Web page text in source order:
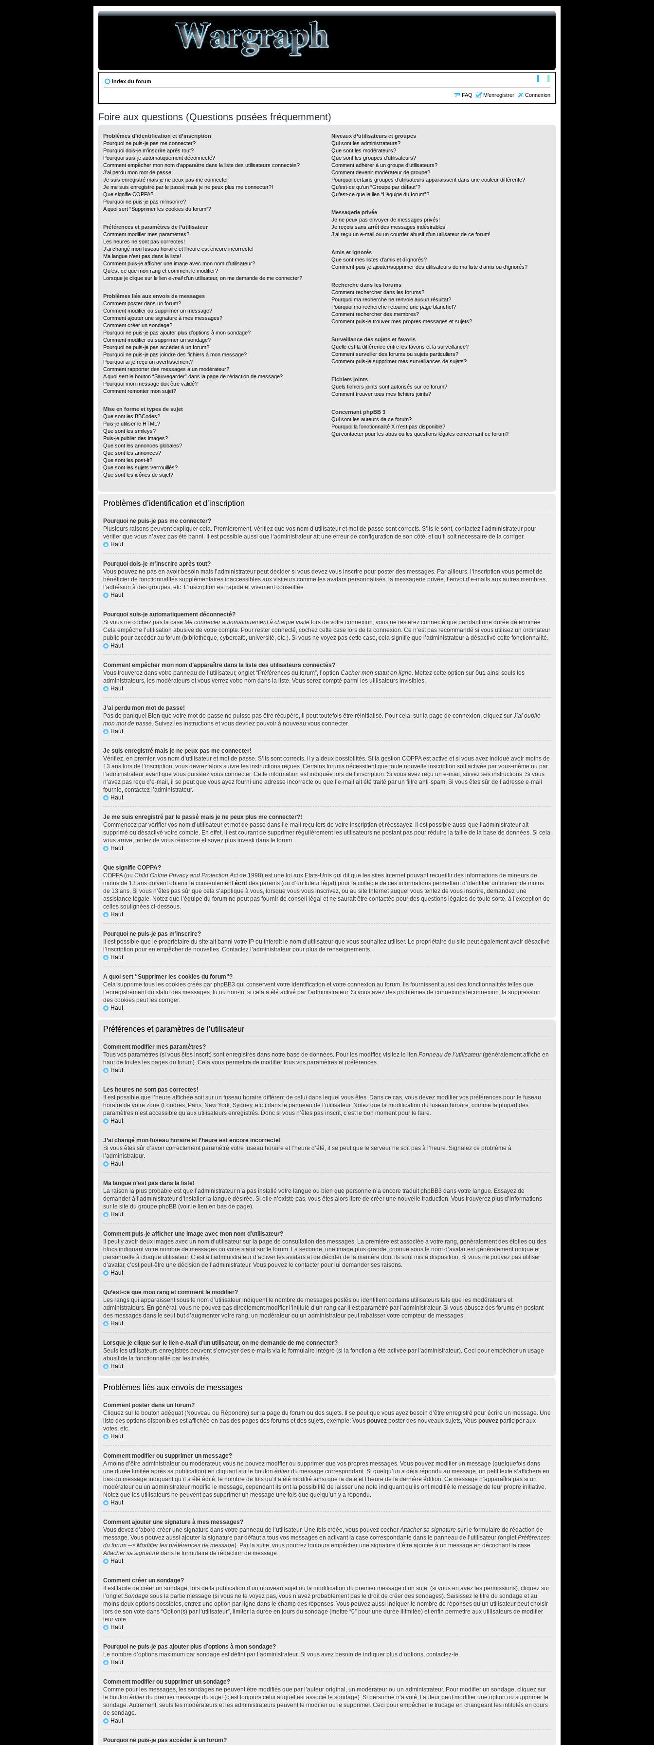
Index du forum
FAQ M’enregistrer Connexion
Foire aux questions (Questions posées fréquemment)
Problèmes d’identification et d’inscription
Pourquoi ne puis-je pas me connecter?
Pourquoi dois-je m’inscrire après tout?
Pourquoi suis-je automatiquement déconnecté?
Comment empêcher mon nom d’apparaître dans la liste des utilisateurs connectés?
J’ai perdu mon mot de passe!
Je suis enregistré mais je ne peux pas me connecter!
Je me suis enregistré par le passé mais je ne peux plus me connecter?!
Que signifie COPPA?
Pourquoi ne puis-je pas m’inscrire?
A quoi sert “Supprimer les cookies du forum”?
Préférences et paramètres de l’utilisateur
Comment modifier mes paramètres?
Les heures ne sont pas correctes!
J’ai changé mon fuseau horaire et l’heure est encore incorrecte!
Ma langue n’est pas dans la liste!
Comment puis-je afficher une image avec mon nom d’utilisateur?
Qu’est-ce que mon rang et comment le modifier?
Lorsque je clique sur le lien e-maild’un utilisateur, on me demande de me connecter?
Problèmes liés aux envois de messages
Comment poster dans un forum?
Comment modifier ou supprimer un message?
Comment ajouter une signature à mes messages?
Comment créer un sondage?
Pourquoi ne puis-je pas ajouter plus d’options à mon sondage?
Comment modifier ou supprimer un sondage?
Pourquoi ne puis-je pas accéder à un forum?
Pourquoi ne puis-je pas joindre des fichiers à mon message?
Pourquoi ai-je reçu un avertissement?
Comment rapporter des messages à un modérateur?
A quoi sert le bouton “Sauvegarder” dans la page de rédaction de message?
Pourquoi mon message doit être validé?
Comment remonter mon sujet?
Mise en forme et types de sujet
Que sont les BBCodes?
Puis-je utiliser le HTML?
Que sont les smileys?
Puis-je publier des images?
Que sont les annonces globales?
Que sont les annonces?
Que sont les post-it?
Que sont les sujets verrouillés?
Que sont les icônes de sujet?
Niveaux d’utilisateurs et groupes
Qui sont les administrateurs?
Que sont les modérateurs?
Que sont les groupes d’utilisateurs?
Comment adhérer à un groupe d’utilisateurs?
Comment devenir modérateur de groupe?
Pourquoi certains groupes d’utilisateurs apparaissent dans une couleur différente?
Qu’est-ce qu’un “Groupe par défaut”?
Qu’est-ce que le lien “L’équipe du forum”?
Messagerie privée
Je ne peux pas envoyer de messages privés!
Je reçois sans arrêt des messages indésirables!
J’ai reçu un e-mail ou un courrier abusif d’un utilisateur de ce forum!
Amis et ignorés
Que sont mes listes d’amis et d’ignorés?
Comment puis-je ajouter/supprimer des utilisateurs de ma liste d’amis ou d’ignorés?
Recherche dans les forums
Comment rechercher dans les forums?
Pourquoi ma recherche ne renvoie aucun résultat?
Pourquoi ma recherche retourne une page blanche!?
Comment rechercher des membres?
Comment puis-je trouver mes propres messages et sujets?
Surveillance des sujets et favoris
Quelle est la différence entre les favoris et la surveillance?
Comment surveiller des forums ou sujets particuliers?
Comment puis-je supprimer mes surveillances de sujets?
Fichiers joints
Quels fichiers joints sont autorisés sur ce forum?
Comment trouver tous mes fichiers joints?
Concernant phpBB 3
Qui sont les auteurs de ce forum?
Pourquoi la fonctionnalité X n’est pas disponible?
Qui contacter pour les abus ou les questions légales concernant ce forum?
Problèmes d’identification et d’inscription
Pourquoi ne puis-je pas me connecter?
Plusieurs raisons peuvent expliquer cela. Premièrement, vérifiez que vos nom d’utilisateur et mot de passe sont corrects. S’ils le sont, contactez l’administrateur pour
vérifier que vous n’avez pas été banni. Il est possible aussi que l’administrateur ait une erreur de configuration de son côté, et qu’il soit nécessaire de la corriger.
Haut
Pourquoi dois-je m’inscrire après tout?
Vous pouvez ne pas en avoir besoin mais l’administrateur peut décider si vous devez vous inscrire pour poster des messages. Par ailleurs, l’inscription vous permet de
bénéficier de fonctionnalités supplémentaires inaccessibles aux visiteurs comme les avatars personnalisés, la messagerie privée, l’envoi d’e-mails aux autres membres,
l’adhésion à des groupes, etc. L’inscription est rapide et vivement conseillée.
Haut
Pourquoi suis-je automatiquement déconnecté?
Si vous ne cochez pas la case Me connecter automatiquement à chaque visite lors de votre connexion, vous ne resterez connecté que pendant une durée déterminée.
Cela empêche l’utilisation abusive de votre compte. Pour rester connecté, cochez cette case lors de la connexion. Ce n’est pas recommandé si vous utilisez un ordinateur
public pour accéder au forum (bibliothèque, cybercafé, université, etc.). Si vous ne voyez pas cette case, cela signifie que l’administrateur a désactivé cette fonctionnalité.
Haut
Comment empêcher mon nom d’apparaître dans la liste des utilisateurs connectés?
Vous trouverez dans votre panneau de l’utilisateur, onglet “Préférences du forum”, l’option Cacher mon statut en ligne. Mettez cette option sur Oui ainsi seuls les
administrateurs, les modérateurs et vous verrez votre nom dans la liste. Vous serez compté parmi les utilisateurs invisibles.
Haut
J’ai perdu mon mot de passe!
Pas de panique! Bien que votre mot de passe ne puisse pas être récupéré, il peut toutefois être réinitialisé. Pour cela, sur la page de connexion, cliquez sur J’ai oublié
mon mot de passe. Suivez les instructions et vous devriez pouvoir à nouveau vous connecter.
Haut
Je suis enregistré mais je ne peux pas me connecter!
Vérifiez, en premier, vos nom d’utilisateur et mot de passe. S’ils sont corrects, il y a deux possibilités. Si la gestion COPPA est active et si vous avez indiqué avoir moins de
13 ans lors de l’inscription, vous devrez alors suivre les instructions reçues. Certains forums nécessitent que toute nouvelle inscription soit activée par vous-même ou par
l’administrateur avant que vous puissiez vous connecter. Cette information est indiquée lors de l’inscription. Si vous avez reçu un e-mail, suivez ses instructions. Si vous
n’avez pas reçu d’e-mail, il se peut que vous ayez fourni une adresse incorrecte ou que l’e-mail ait été traité par un filtre anti-spam. Si vous êtes sûr de l’adresse e-mail
fournie, contactez l’administrateur.
Haut
Je me suis enregistré par le passé mais je ne peux plus me connecter?!
Commencez par vérifier vos nom d’utilisateur et mot de passe dans l’e-mail reçu lors de votre inscription et réessayez. Il est possible aussi que l’administrateur ait
supprimé ou désactivé votre compte. En effet, il est courant de supprimer régulièrement les utilisateurs ne postant pas pour réduire la taille de la base de données. Si cela
vous arrive, tentez de vous réinscrire et soyez plus investi dans le forum.
Haut
Que signifie COPPA?
COPPA (ou Child Online Privacy and Protection Actde 1998) est une loi aux Etats-Unis qui dit que les sites Internet pouvant recueillir des informations de mineurs de
moins de 13 ans doivent obtenir le consentementécrit des parents (ou d’un tuteur légal) pour la collecte de ces informations permettant d’identifier un mineur de moins
de 13 ans. Si vous n’êtes pas sûr que cela s’applique à vous, lorsque vous vous inscrivez, ou au site Internet auquel vous tentez de vous inscrire, demandez une
assistance légale. Notez que l’équipe du forum ne peut pas fournir de conseil légal et ne saurait être contactée pour des questions légales de toute sorte, à l’exception de
celles soulignées ci-dessous.
Haut
Pourquoi ne puis-je pas m’inscrire?
Il est possible que le propriétaire du site ait banni votre IP ou interdit le nom d’utilisateur que vous souhaitez utiliser. Le propriétaire du site peut également avoir désactivé
l’inscription pour en empêcher de nouvelles. Contactez l’administrateur pour plus de renseignements.
Haut
A quoi sert “Supprimer les cookies du forum”?
Cela supprime tous les cookies créés par phpBB3 qui conservent votre identification et votre connexion au forum. Ils fournissent aussi des fonctionnalités telles que
l’enregistrement du statut des messages, lu ou non-lu, si cela a été activé par l’administrateur. Si vous avez des problèmes de connexion/déconnexion, la suppression
des cookies peut les corriger.
Haut
Préférences et paramètres de l’utilisateur
Comment modifier mes paramètres?
Tous vos paramètres (si vous êtes inscrit) sont enregistrés dans notre base de données. Pour les modifier, visitez le lien Panneau de l’utilisateur(généralement affiché en
haut de toutes les pages du forum). Cela vous permettra de modifier tous vos paramètres et préférences.
Haut
Les heures ne sont pas correctes!
Il est possible que l’heure affichée soit sur un fuseau horaire différent de celui dans lequel vous êtes. Dans ce cas, vous devez modifier vos préférences pour le fuseau
horaire de votre zone (Londres, Paris, New York, Sydney, etc.) dans le panneau de l’utilisateur. Notez que la modification du fuseau horaire, comme la plupart des
paramètres n’est accessible qu’aux utilisateurs enregistrés. Donc si vous n’êtes pas inscrit, c’est le bon moment pour le faire.
Haut
J’ai changé mon fuseau horaire et l’heure est encore incorrecte!
Si vous êtes sûr d’avoir correctement paramétré votre fuseau horaire et l’heure d’été, il se peut que le serveur ne soit pas à l’heure. Signalez ce problème à
l’administrateur.
Haut
Ma langue n’est pas dans la liste!
La raison la plus probable est que l’administrateur n’a pas installé votre langue ou bien que personne n’a encore traduit phpBB3 dans votre langue. Essayez de
demander à l’administrateur d’installer la langue désirée. Si elle n’existe pas, vous êtes alors libre de créer une nouvelle traduction. Vous trouverez plus d’informations
sur le site du groupe phpBB (voir le lien en bas de page).
Haut
Comment puis-je afficher une image avec mon nom d’utilisateur?
Il peut y avoir deux images avec un nom d’utilisateur sur la page de consultation des messages. La première est associée à votre rang, généralement des étoiles ou des
blocs indiquant votre nombre de messages ou votre statut sur le forum. La seconde, une image plus grande, connue sous le nom d’avatar est généralement unique et
personnelle à chaque utilisateur. C’est à l’administrateur d’activer les avatars et de décider de la manière dont ils sont mis à disposition. Si vous ne pouvez pas utiliser
d’avatar, c’est peut-être une décision de l’administrateur. Vous pouvez le contacter pour lui demander ses raisons.
Haut
Qu’est-ce que mon rang et comment le modifier?
Les rangs qui apparaissent sous le nom d’utilisateur indiquent le nombre de messages postés ou identifient certains utilisateurs tels que les modérateurs et
administrateurs. En général, vous ne pouvez pas directement modifier l’intitulé d’un rang car il est paramétré par l’administrateur. Si vous abusez des forums en postant
des messages dans le seul but d’augmenter votre rang, un modérateur ou un administrateur peut rabaisser votre compteur de messages.
Haut
Lorsque je clique sur le lien e-maild’un utilisateur, on me demande de me connecter?
Seuls les utilisateurs enregistrés peuvent s’envoyer des e-mails via le formulaire intégré (si la fonction a été activée par l’administrateur). Ceci pour empêcher un usage
abusif de la fonctionnalité par les invités.
Haut
Problèmes liés aux envois de messages
Comment poster dans un forum?
Cliquez sur le bouton adéquat (Nouveau ou Répondre) sur la page du forum ou des sujets. Il se peut que vous ayez besoin d’être enregistré pour écrire un message. Une
liste des options disponibles est affichée en bas des pages des forums et des sujets, exemple: Vous pouvez poster des nouveaux sujets, Vous pouvez participer aux
votes, etc.
Haut
Comment modifier ou supprimer un message?
A moins d’être administrateur ou modérateur, vous ne pouvez modifier ou supprimer que vos propres messages. Vous pouvez modifier un message (quelquefois dans
une durée limitée après sa publication) en cliquant sur le bouton éditerdu message correspondant. Si quelqu’un a déjà répondu au message, un petit texte s’affichera en
bas du message indiquant qu’il a été édité, le nombre de fois qu’il a été modifié ainsi que la date et l’heure de la dernière édition. Ce message n’apparaîtra pas si un
modérateur ou un administrateur modifie le message, cependant ils ont la possibilité de laisser une note indiquant qu’ils ont modifié le message de leur propre initiative.
Notez que les utilisateurs ne peuvent pas supprimer un message une fois que quelqu’un y a répondu.
Haut
Comment ajouter une signature à mes messages?
Vous devez d’abord créer une signature dans votre panneau de l’utilisateur. Une fois créée, vous pouvez cocherAttacher sa signature sur le formulaire de rédaction de
message. Vous pouvez aussi ajouter la signature par défaut à tous vos messages en activant la case correspondante dans le panneau de l’utilisateur (ongletPréférences
du forum --> Modifier les préférences de message). Par la suite, vous pourrez toujours empêcher une signature d’être ajoutée à un message en décochant la case
Attacher sa signature dans le formulaire de rédaction de message.
Haut
Comment créer un sondage?
Il est facile de créer un sondage, lors de la publication d’un nouveau sujet ou la modification du premier message d’un sujet (si vous en avez les permissions), cliquez sur
l’ongletSondage sous la partie message (si vous ne le voyez pas, vous n’avez probablement pas le droit de créer des sondages). Saisissez le titre du sondage et au
moins deux options possibles, entrez une option par ligne dans le champ des réponses. Vous pouvez aussi indiquer le nombre de réponses qu’un utilisateur peut choisir
lors de son vote dans “Option(s) par l’utilisateur”, limiter la durée en jours du sondage (mettre “0” pour une durée illimitée) et enfin permettre aux utilisateurs de modifier
leur vote.
Haut
Pourquoi ne puis-je pas ajouter plus d’options à mon sondage?
Le nombre d’options maximum par sondage est défini par l’administrateur. Si vous avez besoin de indiquer plus d’options, contactez-le.
Haut
Comment modifier ou supprimer un sondage?
Comme pour les messages, les sondages ne peuvent être modifiés que par l’auteur original, un modérateur ou un administrateur. Pour modifier un sondage, cliquez sur
le bouton éditerdu premier message du sujet (c’est toujours celui auquel est associé le sondage). Si personne n’a voté, l’auteur peut modifier une option ou supprimer le
sondage. Autrement, seuls les modérateurs et les administrateurs peuvent le modifier ou le supprimer. Ceci pour empêcher le trucage en changeant les intitulés en cours
de sondage.
Haut
Pourquoi ne puis-je pas accéder à un forum?